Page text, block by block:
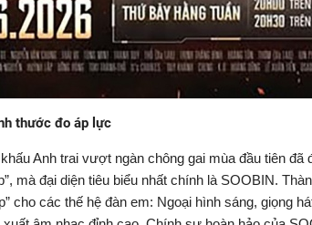
thước đo áp lực
Anh trai vượt ngàn chông gai mùa đầu tiên
mà đại diện tiêu biểu nhất chính là SOOBIN.
cho các thế hệ đàn em: Ngoại hình sáng, giọng